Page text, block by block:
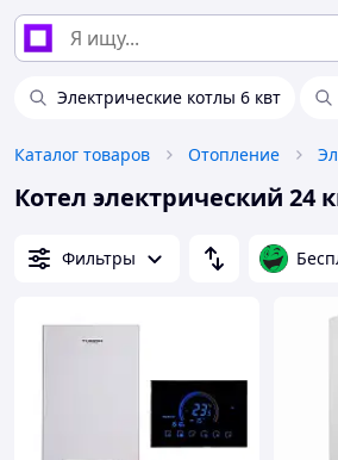
Электрические котлы 6 квт
Каталог товаров Отопление
Котел электрический 24
Фильтры